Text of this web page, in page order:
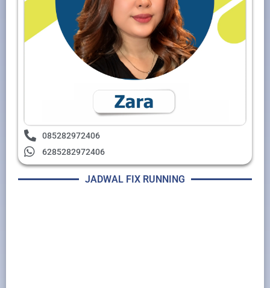
085282972406
6285282972406
JADWAL FIX RUNNING